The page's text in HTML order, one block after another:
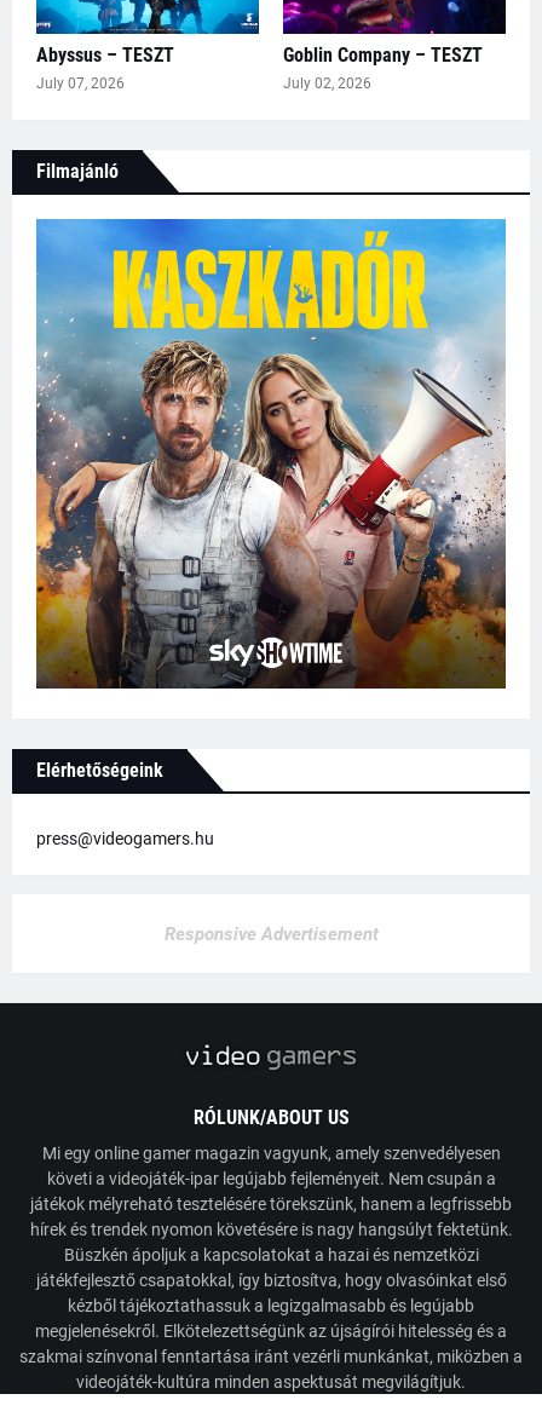
Abyssus – TESZT
July 07, 2026
Goblin Company – TESZT
July 02, 2026
Filmajánló
Elérhetőségeink
press@videogamers.hu
Responsive Advertisement
RÓLUNK/ABOUT US
Mi egy online gamer magazin vagyunk, amely szenvedélyesen
követi a videojáték-ipar legújabb fejleményeit. Nem csupán a
játékok mélyreható tesztelésére törekszünk, hanem a legfrissebb
hírek és trendek nyomon követésére is nagy hangsúlyt fektetünk.
Büszkén ápoljuk a kapcsolatokat a hazai és nemzetközi
játékfejlesztő csapatokkal, így biztosítva, hogy olvasóinkat első
kézből tájékoztathassuk a legizgalmasabb és legújabb
megjelenésekről. Elkötelezettségünk az újságírói hitelesség és a
szakmai színvonal fenntartása iránt vezérli munkánkat, miközben a
videojáték-kultúra minden aspektusát megvilágítjuk.